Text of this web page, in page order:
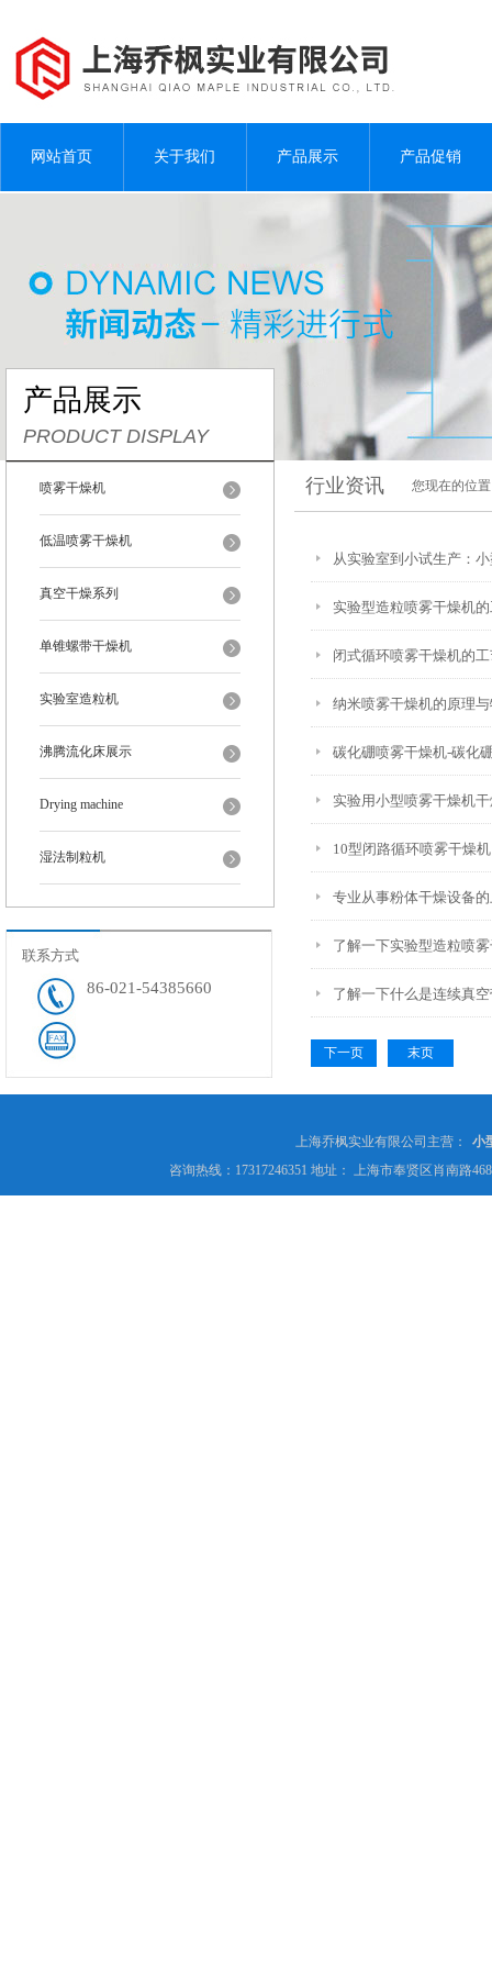
网站首页 关于我们 产品展示 产品促销
产品展示
PRODUCT DISPLAY
喷雾干燥机
低温喷雾干燥机
真空干燥系列
单锥螺带干燥机
实验室造粒机
沸腾流化床展示
Drying machine
湿法制粒机
联系方式
86-021-54385660
行业资讯 您现在的位
从实验室到小试生产：
实验型造粒喷雾干燥机
闭式循环喷雾干燥机的
纳米喷雾干燥机的原理
碳化硼喷雾干燥机-碳化
实验用小型喷雾干燥机
10型闭路循环喷雾干燥
专业从事粉体干燥设备
了解一下实验型造粒喷
了解一下什么是连续真
下一页 末页
上海乔枫实业有限公司主营：
小
咨询热线：17317246351 地址： 上海市奉贤区肖南路